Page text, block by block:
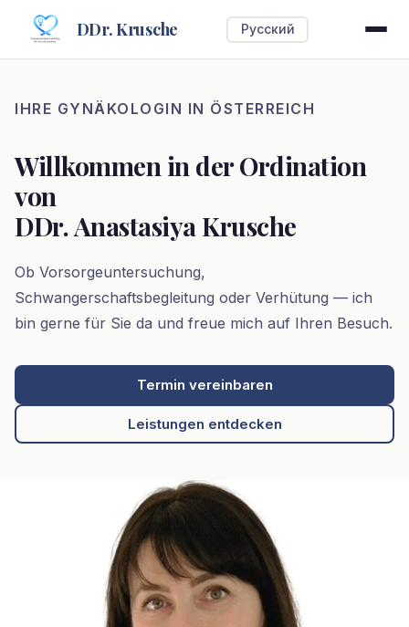
DDr. Krusche Русский
IHRE GYNÄKOLOGIN IN ÖSTERREICH
Willkommen in der Ordination
von
DDr. Anastasiya Krusche
Ob Vorsorgeuntersuchung,
Schwangerschaftsbegleitung oder Verhütung — ich
bin gerne für Sie da und freue mich auf Ihren Besuch.
Termin vereinbaren
Leistungen entdecken